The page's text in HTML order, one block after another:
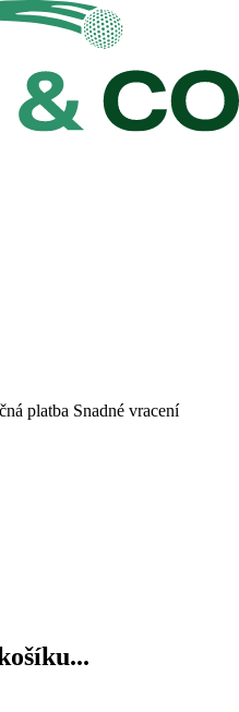
platba Snadné vracení